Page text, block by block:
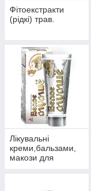
Фітоекстракти
(рідкі) трав.
Лікувальні
креми,бальзами,
макози для